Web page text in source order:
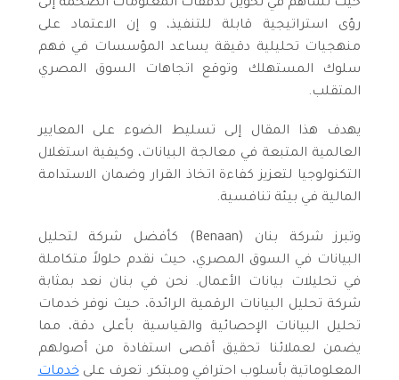
حيث تساهم في تحويل تدفقات المعلومات الضخمة إلى
رؤى استراتيجية قابلة للتنفيذ، و إن الاعتماد على
منهجيات تحليلية دقيقة يساعد المؤسسات في فهم
سلوك المستهلك وتوقع اتجاهات السوق المصري
المتقلب.
يهدف هذا المقال إلى تسليط الضوء على المعايير
العالمية المتبعة في معالجة البيانات، وكيفية استغلال
التكنولوجيا لتعزيز كفاءة اتخاذ القرار وضمان الاستدامة
المالية في بيئة تنافسية.
وتبرز شركة بنان (Benaan) كأفضل شركة لتحليل
البيانات في السوق المصري، حيث نقدم حلولاً متكاملة
في تحليلات بيانات الأعمال. نحن في بنان نعد بمثابة
شركة تحليل البيانات الرقمية الرائدة، حيث نوفر خدمات
تحليل البيانات الإحصائية والقياسية بأعلى دقة، مما
يضمن لعملائنا تحقيق أقصى استفادة من أصولهم
المعلوماتية بأسلوب احترافي ومبتكر. تعرف علىخدمات